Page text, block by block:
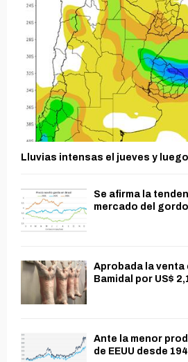
Lluvias intensas el jueves y
Se afirma la
mercado del gordo
Aprobada la
Bamidal por US$
Ante la menor
de EEUU desde